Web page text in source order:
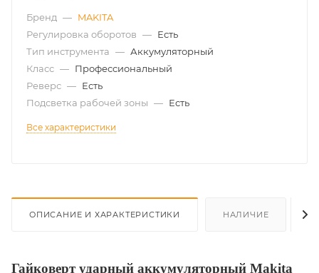
Бренд — MAKITA
Регулировка оборотов — Есть
Тип инструмента — Аккумуляторный
Класс — Профессиональный
Реверс — Есть
Подсветка рабочей зоны — Есть
Все характеристики
ОПИСАНИЕ И ХАРАКТЕРИСТИКИ НАЛИЧИЕ
Гайковерт ударный аккумуляторный Makita